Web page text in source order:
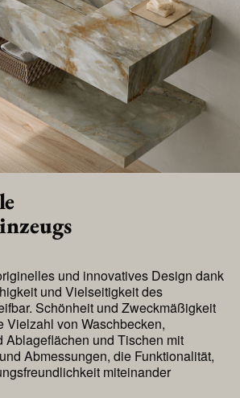
und innovatives Design dank
und Vielseitigkeit des
Schönheit und Zweckmäßigkeit
Vielzahl von Waschbecken,
Ablageflächen und Tischen mit
Abmessungen, die Funktionalität,
miteinander